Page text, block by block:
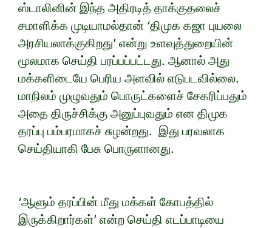
ஸ்டாலினின் இந்த அதிரடித் தாக்குதலைச்
சமாளிக்க முடியாமல்தான் ‘திமுக கஜா புயலை
அரசியலாக்குகிறது’ என்று உளவுத்துறையின்
மூலமாக செய்தி பரப்பப்பட்டது. ஆனால் அது
மக்களிடையே பெரிய அளவில் எடுபடவில்லை.
மாநிலம் முழுவதும் பொருட்களைச் சேகரிப்பதும்
அதை திருச்சிக்கு அனுப்புவதும் என திமுக
தரப்பு பம்பரமாகச் சுழன்றது. இது பரவலாக
செய்தியாகி பேசு பொருளானது.
‘ஆளும் தரப்பின் மீது மக்கள் கோபத்தில்
இருக்கிறார்கள்’ என்ற செய்தி எடப்பாடியை